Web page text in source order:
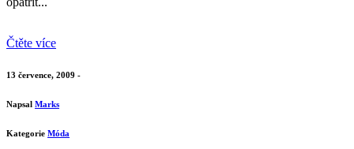
Čtěte více
13 července, 2009 -
Napsal Marks
Kategorie Móda